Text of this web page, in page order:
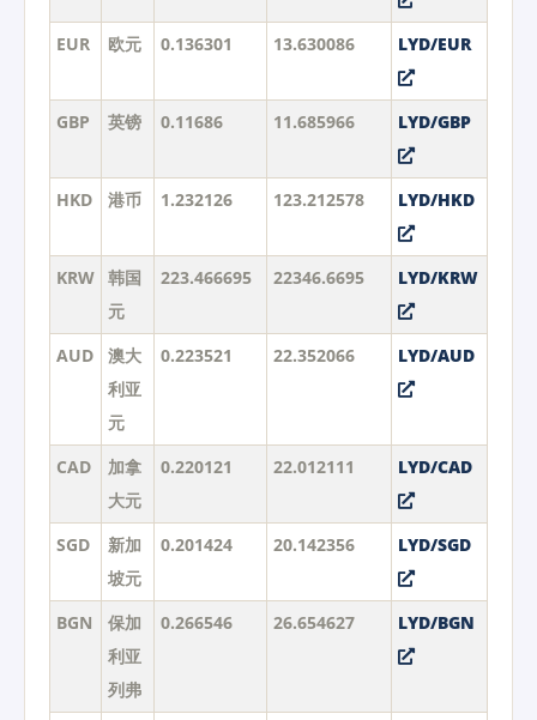
EUR 欧元 0.136301 13.630086 LYD/EUR
GBP 英镑 0.11686 11.685966 LYD/GBP
HKD 港币 1.232126 123.212578 LYD/HKD
KRW 韩国
元
223.466695 22346.6695 LYD/KRW
AUD
澳大
利亚
元
0.223521 22.352066 LYD/AUD
CAD
加拿
大元
0.220121 22.012111 LYD/CAD
SGD
新加
坡元
0.201424 20.142356 LYD/SGD
BGN
保加
利亚
列弗
0.266546 26.654627 LYD/BGN